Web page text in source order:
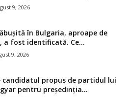
9, 2026
în Bulgaria, aproape de
a fost identificată. Ce...
9, 2026
candidatul propus de partidul lui
pentru președinția...